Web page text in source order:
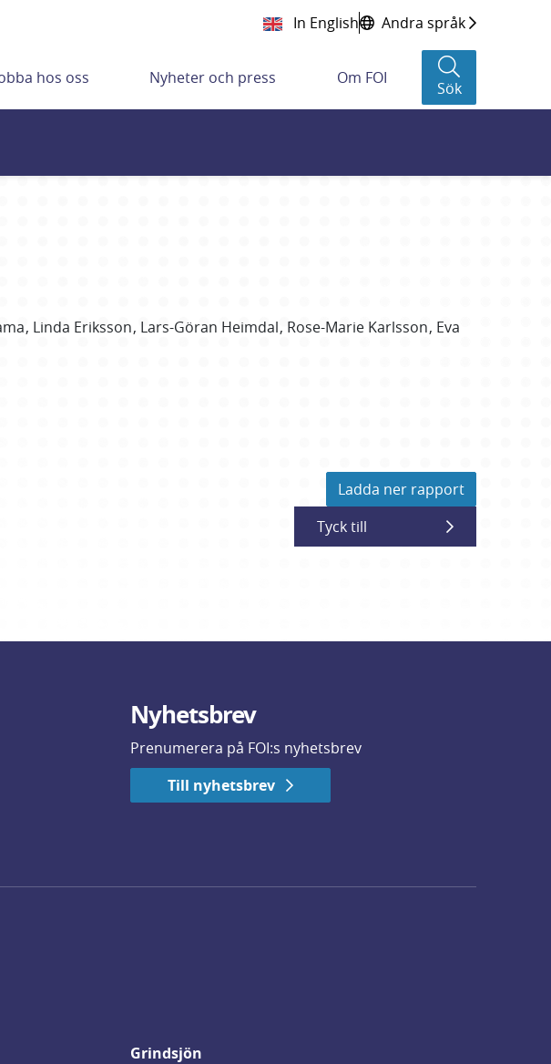
In English Andra språk
hos oss Nyheter och press Om FOI
Sök
Linda Eriksson Lars-Göran Heimdal Rose-Marie Karlsson Eva
Ladda ner rapport
Tyck till
Nyhetsbrev
Prenumerera på FOI:s nyhetsbrev
Till nyhetsbrev
Grindsjön